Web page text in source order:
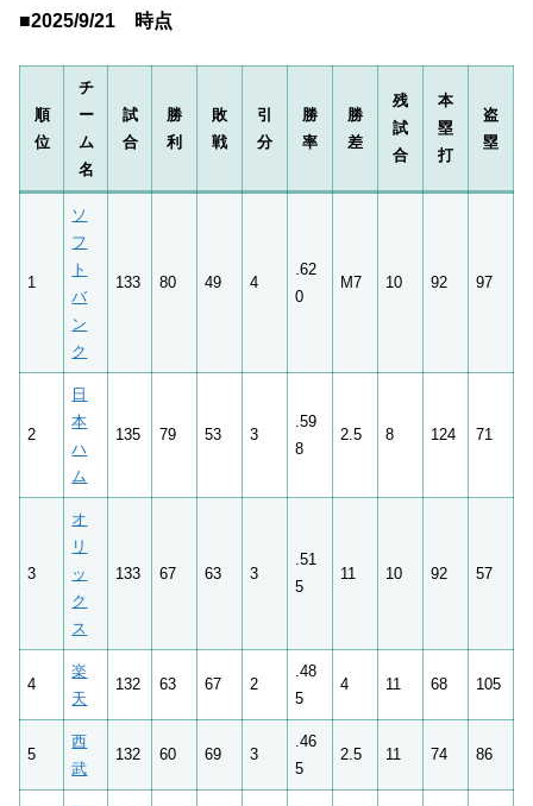
■2025/9/21 時点
順
位
チ
ー
ム
名
試
合
勝
利
敗
戦
引
分
勝
率
勝
差
残
試
合
本
塁
打
盗
塁
1
ソ
フ
ト
バ
ン
ク
133 80 49 4
.62
0
M7 10 92 97
2
日
本
ハ
ム
135 79 53 3
.59
8
2.5 8 124 71
3
オ
リ
ッ
ク
ス
133 67 63 3
.51
5
11 10 92 57
4
楽
天
132 63 67 2
.48
5
4 11 68 105
5
西
武
132 60 69 3
.46
5
2.5 11 74 86